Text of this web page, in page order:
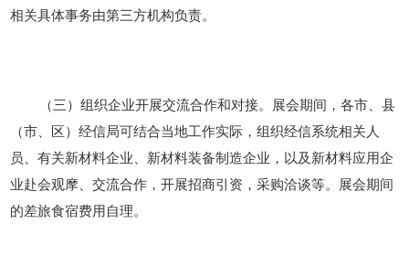
相关具体事务由第三方机构负责。
（三）组织企业开展交流合作和对接。展会期间，各市、县
（市、区）经信局可结合当地工作实际，组织经信系统相关人
员、有关新材料企业、新材料装备制造企业，以及新材料应用企
业赴会观摩、交流合作，开展招商引资，采购洽谈等。展会期间
的差旅食宿费用自理。